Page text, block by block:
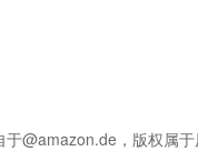
于@amazon.de，版权属